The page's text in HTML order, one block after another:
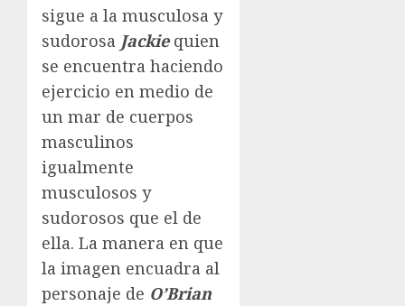
sigue a la musculosa y
sudorosa Jackiequien
se encuentra haciendo
ejercicio en medio de
un mar de cuerpos
masculinos
igualmente
musculosos y
sudorosos que el de
ella. La manera en que
la imagen encuadra al
personaje de O’Brian